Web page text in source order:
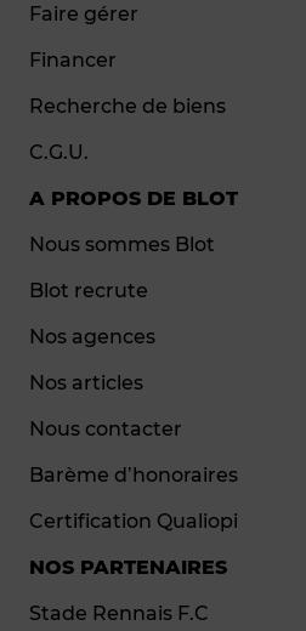
Faire gérer
Financer
Recherche de biens
C.G.U.
A PROPOS DE BLOT
Nous sommes Blot
Blot recrute
Nos agences
Nos articles
Nous contacter
Barème d’honoraires
Certification Qualiopi
NOS PARTENAIRES
Stade Rennais F.C